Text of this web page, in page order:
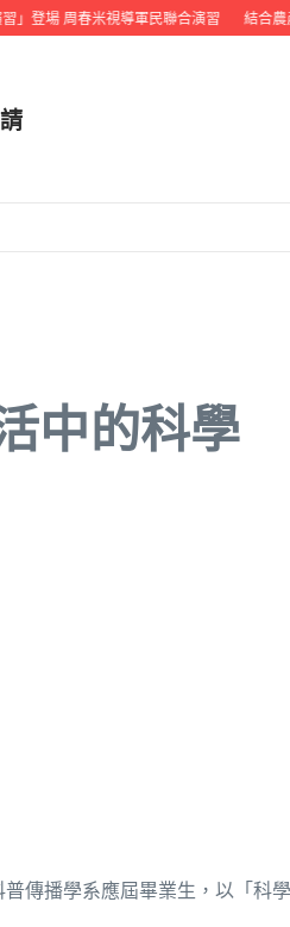
登場 周春米視導軍民聯合演習 結合農
中的科學
播學系應屆畢業生，以「科